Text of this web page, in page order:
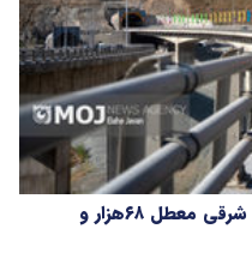
طرح‌های راه و شهرسازی آذربایجان شرقی معطل ۶۸هزار و